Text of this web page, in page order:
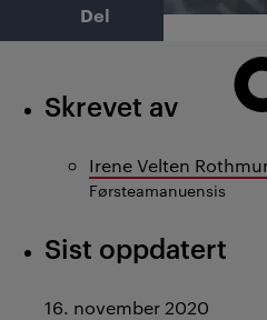
Del
Skrevet av
Irene Velten
Førsteamanuensis
Sist oppdatert
16. november 2020